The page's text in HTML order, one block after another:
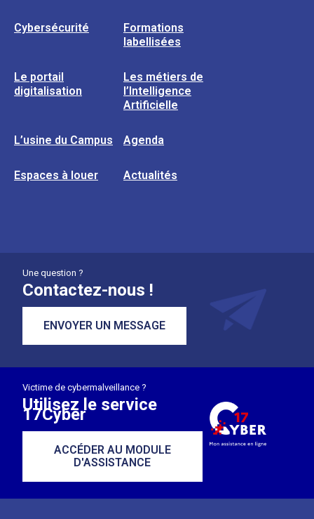
Cybersécurité
Formations
labellisées
Le portail
digitalisation
Les métiers de
l’Intelligence
Artificielle
L’usine du Campus Agenda
Espaces à louer Actualités
Une question ?
Contactez-nous !
ENVOYER UN MESSAGE
Victime de cybermalveillance ?
Utilisez le service
17Cyber
ACCÉDER AU MODULE
D'ASSISTANCE